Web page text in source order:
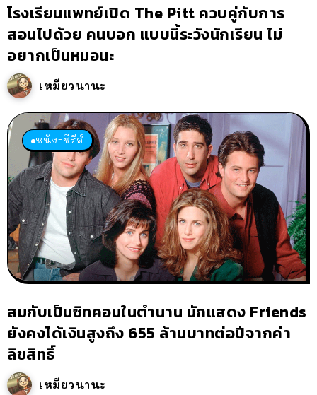
โรงเรียนแพทย์เปิด The Pitt ควบคู่กับการ
สอนไปด้วย คนบอก แบบนี้ระวังนักเรียน ไม่
อยากเป็นหมอนะ
เหมียวนานะ
หนัง-ซีรีส์
สมกับเป็นซิทคอมในตำนาน นักแสดง Friends
ยังคงได้เงินสูงถึง 655 ล้านบาทต่อปีจากค่า
ลิขสิทธิ์
เหมียวนานะ